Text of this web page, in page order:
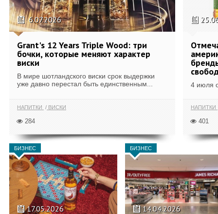
6.07.2026
Grant's 12 Years Triple Wood: три
бочки, которые меняют характер
виски
В мире шотландского виски срок выдержки
уже давно перестал быть единственным...
НАПИТКИ ВИСКИ
284
4 июля
НАПИТКИ
401
БИЗНЕС
17.05.2026
БИЗНЕС
14.04.2026